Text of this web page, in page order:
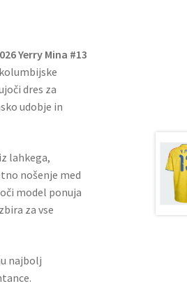
Yerry Mina #13
dres za
udobje in
lahkega,
nošenje med
model ponuja
za vse
najbolj